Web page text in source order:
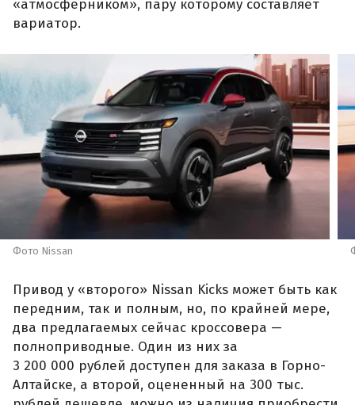
«атмосферником», пару которому составляет
вариатор.
Фото Nissan
Привод у «второго» Nissan Kicks может быть как
передним, так и полным, но, по крайней мере,
два предлагаемых сейчас кроссовера —
полноприводные. Один из них за
3 200 000 рублей доступен для заказа в Горно-
Алтайске, а второй, оцененный на 300 тыс.